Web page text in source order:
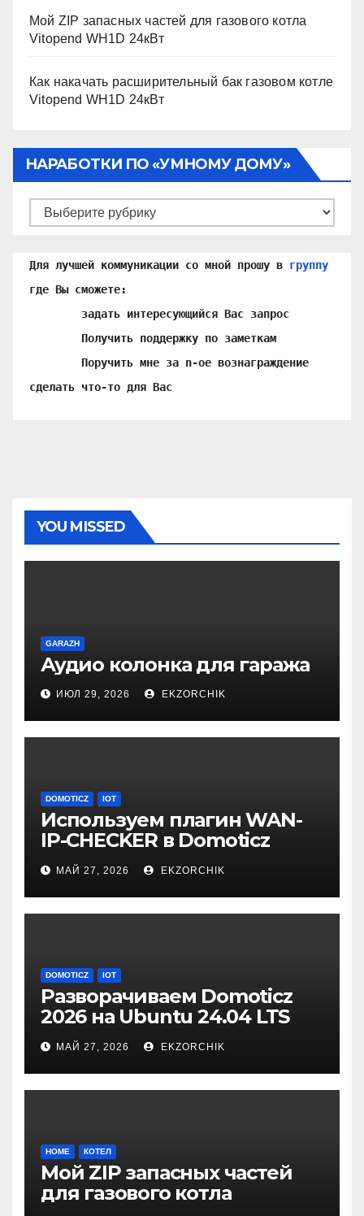
Мой ZIP запасных частей для газового котла
Vitopend WH1D 24кВт
Как накачать расширительный бак газовом котле
Vitopend WH1D 24кВт
НАРАБОТКИ ПО «УМНОМУ ДОМУ»
Наработки
«Умному
Дому»
Для лучшей коммуникации со мной прошу в группу
где Вы сможете:
сделать что-то для Вас
YOU MISSED
GARAZH
Аудио колонка для гаража
ИЮЛ 29, 2026 EKZORCHIK
DOMOTICZ IOT
Используем плагин WAN-
IP-CHECKER в Domoticz
2026.1
МАЙ 27, 2026 EKZORCHIK
DOMOTICZ IOT
Разворачиваем Domoticz
2026 на Ubuntu 24.04 LTS
Server
МАЙ 27, 2026 EKZORCHIK
HOME КОТЕЛ
Мой ZIP запасных частей
для газового котла